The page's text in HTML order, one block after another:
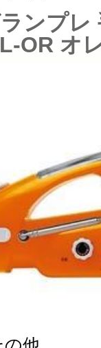
ンプ
OR オ